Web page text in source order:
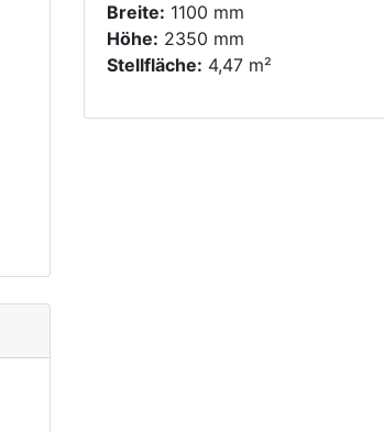
Breite: 1100 mm
Höhe: 2350 mm
Stellfläche: 4,47 m²